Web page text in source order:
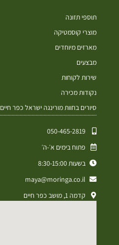
תוספי תזונה
מוצרי קוסמטיקה
מארזים מיוחדים
מבצעים
שירות לקוחות
נקודות מכירה
סיורים בחוות מורינגה ישראל כפר חיים
050-465-2819⁩
פתוח בימים א׳-ה׳
בשעות 8:30-15:00
maya@moringa.co.il
קדמה 1, מושב כפר חיים